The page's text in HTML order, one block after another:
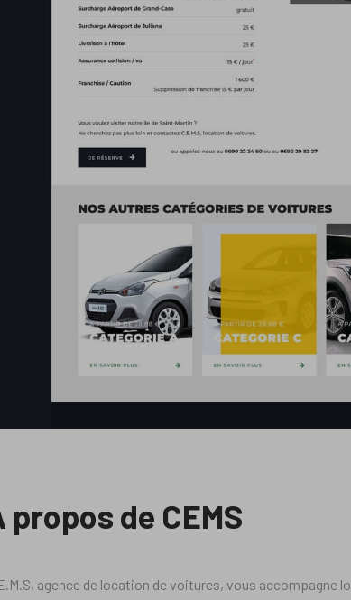
propos de CEMS
agence de location de voitures, vous accompagne